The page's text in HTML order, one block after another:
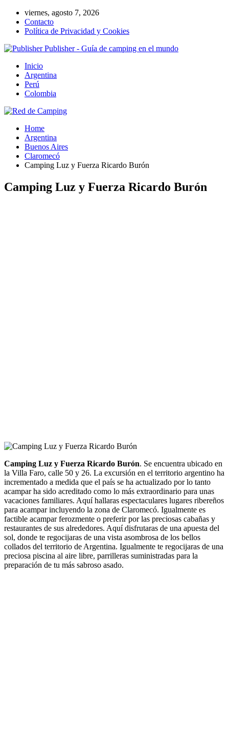
viernes, agosto 7, 2026
Contacto
Política de Privacidad y Cookies
Publisher - Guía de camping en el mundo
Inicio
Argentina
Perú
Colombia
Home
Argentina
Buenos Aires
Claromecó
Camping Luz y Fuerza Ricardo Burón
Camping Luz y Fuerza Ricardo Burón
Camping Luz y Fuerza Ricardo Burón. Se encuentra ubicado en
la Villa Faro, calle 50 y 26. La excursión en el territorio argentino ha
incrementado a medida que el país se ha actualizado por lo tanto
acampar ha sido acreditado como lo más extraordinario para unas
vacaciones familiares. Aquí hallaras espectaculares lugares ribereños
para acampar incluyendo la zona de Claromecó. Igualmente es
factible acampar ferozmente o preferir por las preciosas cabañas y
restaurantes de sus alrededores. Aquí disfrutaras de una apuesta del
sol, donde te regocijaras de una vista asombrosa de los bellos
collados del territorio de Argentina. Igualmente te regocijaras de una
preciosa piscina al aire libre, parrilleras suministradas para la
preparación de tu más sabroso asado.